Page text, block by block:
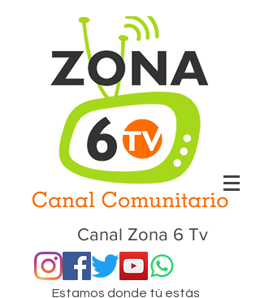
Canal Zona 6 Tv
Estamos donde tú estás